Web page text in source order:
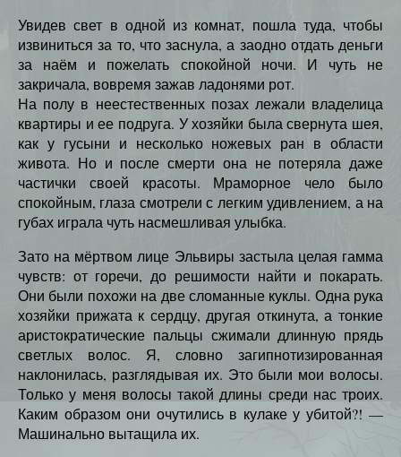
Увидев свет в одной из комнат, пошла туда, чтобы
извиниться за то, что заснула, а заодно отдать деньги
за наём и пожелать спокойной ночи. И чуть не
закричала, вовремя зажав ладонями рот.
На полу в неестественных позах лежали владелица
квартиры и ее подруга. У хозяйки была свернута шея,
как у гусыни и несколько ножевых ран в области
живота. Но и после смерти она не потеряла даже
частички своей красоты. Мраморное чело было
спокойным, глаза смотрели с легким удивлением, а на
губах играла чуть насмешливая улыбка.
Зато на мёртвом лице Эльвиры застыла целая гамма
чувств: от горечи, до решимости найти и покарать.
Они были похожи на две сломанные куклы. Одна рука
хозяйки прижата к сердцу, другая откинута, а тонкие
аристократические пальцы сжимали длинную прядь
светлых волос. Я, словно загипнотизированная
наклонилась, разглядывая их. Это были мои волосы.
Только у меня волосы такой длины среди нас троих.
Каким образом они очутились в кулаке у убитой?! —
Машинально вытащила их.